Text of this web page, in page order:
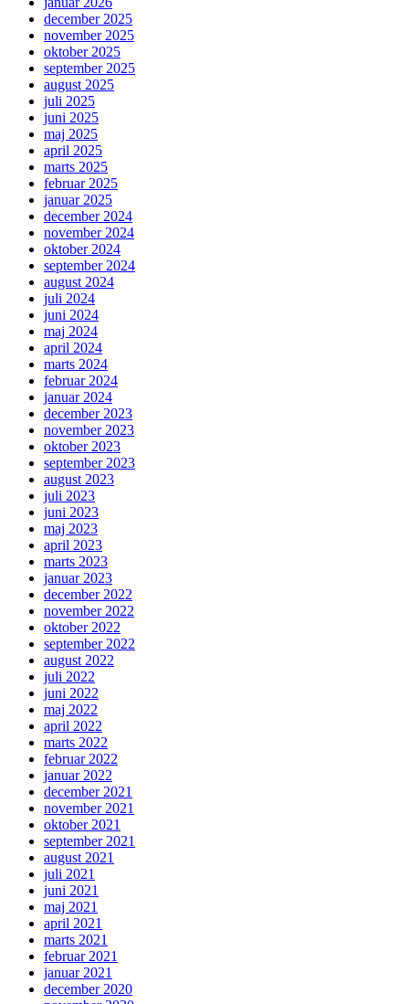
december 2025
november 2025
oktober 2025
september 2025
august 2025
juli 2025
juni 2025
maj 2025
april 2025
marts 2025
februar 2025
januar 2025
december 2024
november 2024
oktober 2024
september 2024
august 2024
juli 2024
juni 2024
maj 2024
april 2024
marts 2024
februar 2024
januar 2024
december 2023
november 2023
oktober 2023
september 2023
august 2023
juli 2023
juni 2023
maj 2023
april 2023
marts 2023
januar 2023
december 2022
november 2022
oktober 2022
september 2022
august 2022
juli 2022
juni 2022
maj 2022
april 2022
marts 2022
februar 2022
januar 2022
december 2021
november 2021
oktober 2021
september 2021
august 2021
juli 2021
juni 2021
maj 2021
april 2021
marts 2021
februar 2021
januar 2021
december 2020